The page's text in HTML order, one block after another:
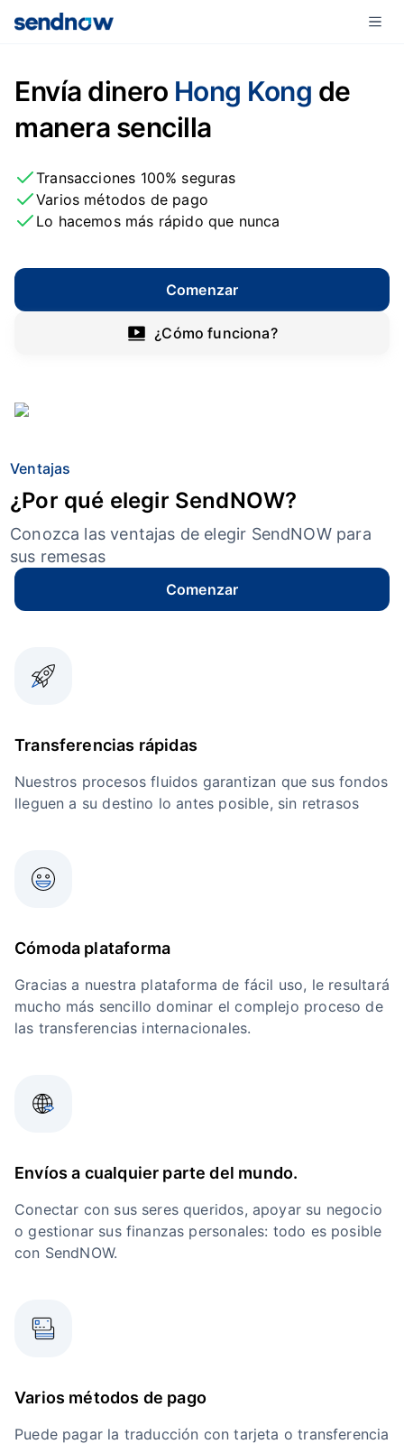
Envía dinero Hong Kong de
manera sencilla
Transacciones 100% seguras
Varios métodos de pago
Lo hacemos más rápido que nunca
Comenzar
¿Cómo funciona?
Ventajas
¿Por qué elegir SendNOW?
Conozca las ventajas de elegir SendNOW para
sus remesas
Comenzar
Transferencias rápidas
Nuestros procesos fluidos garantizan que sus fondos
lleguen a su destino lo antes posible, sin retrasos
Cómoda plataforma
Gracias a nuestra plataforma de fácil uso, le resultará
mucho más sencillo dominar el complejo proceso de
las transferencias internacionales.
Envíos a cualquier parte del mundo.
Conectar con sus seres queridos, apoyar su negocio
o gestionar sus finanzas personales: todo es posible
con SendNOW.
Varios métodos de pago
Puede pagar la traducción con tarjeta o transferencia